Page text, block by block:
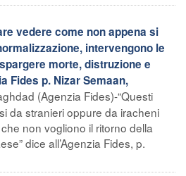
vedere come non appena si
intervengono le
morte, distruzione e
Fides p. Nizar Semaan,
(Agenzia Fides)-“Questi
da stranieri oppure da iracheni
non vogliono il ritorno della
dice all’Agenzia Fides, p.